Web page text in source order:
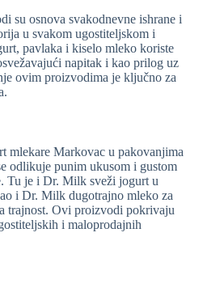
su osnova svakodnevne ishrane i
u svakom ugostiteljskom i
pavlaka i kiselo mleko koriste
napitak i kao prilog uz
ovim proizvodima je ključno za
mlekare Markovac u pakovanjima
odlikuje punim ukusom i gustom
Tu je i Dr. Milk sveži jogurt u
i Dr. Milk dugotrajno mleko za
trajnost. Ovi proizvodi pokrivaju
i maloprodajnih